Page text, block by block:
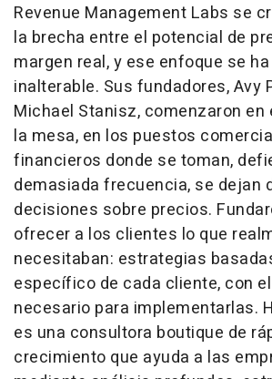
Revenue Management Labs se
la brecha entre el potencial de
margen real, y ese enfoque se
inalterable. Sus fundadores, Avy
Michael Stanisz, comenzaron en
la mesa, en los puestos
financieros donde se toman,
demasiada frecuencia, se dejan
decisiones sobre precios.
ofrecer a los clientes lo que
necesitaban: estrategias
específico de cada cliente, con
necesario para implementarlas.
es una consultora boutique de
crecimiento que ayuda a las